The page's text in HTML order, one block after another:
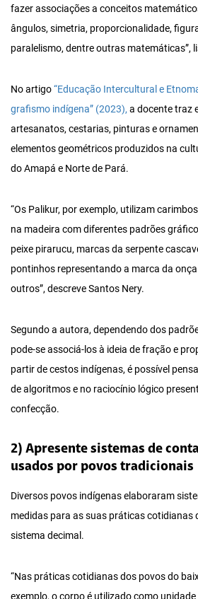
fazer associações a conceitos
ângulos, simetria, proporcionalidade,
paralelismo, dentre outras matemáticas”,
No artigo“Educação Intercultural e
grafismo indígena” (2023), a docente traz
artesanatos, cestarias, pinturas e
elementos geométricos produzidos na
do Amapá e Norte de Pará.
“Os Palikur, por exemplo, utilizam
na madeira com diferentes padrões
peixe pirarucu, marcas da serpente
pontinhos representando a marca da
outros”, descreve Santos Nery.
Segundo a autora, dependendo dos
pode-se associá-los à ideia de fração e
partir de cestos indígenas, é possível
de algoritmos e no raciocínio lógico
confecção.
2) Apresente sistemas de
usados por povos tradicionais
Diversos povos indígenas elaboraram
medidas para as suas práticas cotidianas
sistema decimal.
“Nas práticas cotidianas dos povos do
exemplo, o corpo é utilizado como unidade